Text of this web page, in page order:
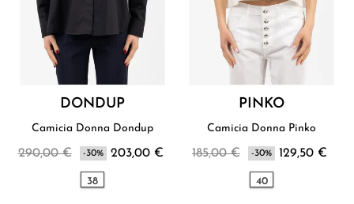
DONDUP
Camicia Donna Dondup
290,00 € -30% 203,00 €
38
PINKO
Camicia Donna Pinko
185,00 € -30% 129,50 €
40